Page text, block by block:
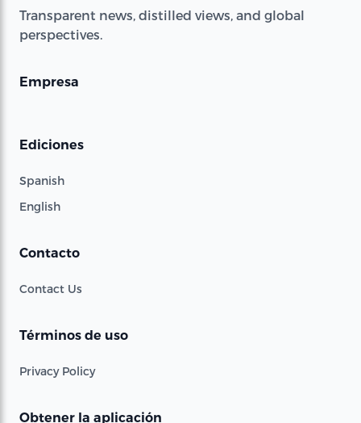
Transparent news, distilled views, and global
perspectives.
Empresa
Ediciones
Spanish
English
Contacto
Contact Us
Términos de uso
Privacy Policy
Obtener la aplicación